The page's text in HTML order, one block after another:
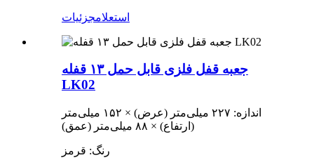
استعلامجزئیات
جعبه قفل فلزی قابل حمل ۱۳ قفله
LK02
اندازه: ۲۲۷ میلی‌متر (عرض) × ۱۵۲ میلی‌متر
(ارتفاع) × ۸۸ میلی‌متر (عمق)
رنگ: قرمز